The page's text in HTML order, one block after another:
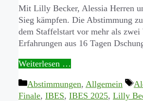
Mit Lilly Becker, Alessia Herren
Sieg kämpfen. Die Abstimmung
dem Staffelstart vor mehr als
Erfahrungen aus 16 Tagen
Weiterlesen …
Kategorien
Abstimmungen, Allgemein
Finale, IBES, IBES 2025, Lilly